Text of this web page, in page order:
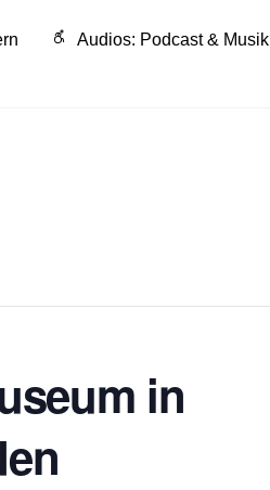
Audios: Podcast & Musik
in